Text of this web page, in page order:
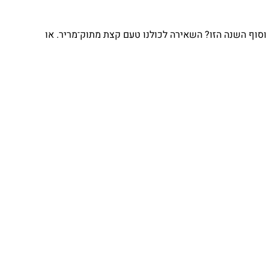
וסוף השנה הזו? השאירה לכולנו טעם קצת מתוק־מריר. או